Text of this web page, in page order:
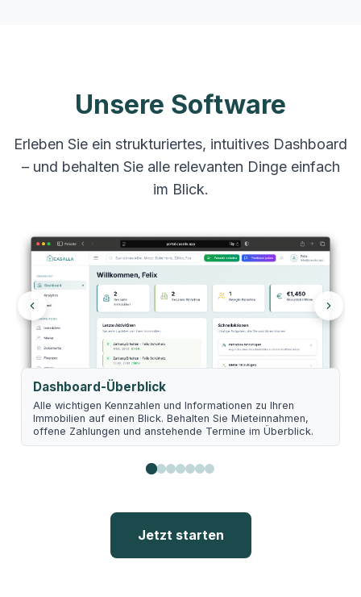
Unsere Software
Erleben Sie ein strukturiertes, intuitives Dashboard
– und behalten Sie alle relevanten Dinge einfach
im Blick.
Dashboard-Überblick
Alle wichtigen Kennzahlen und Informationen zu Ihren
Immobilien auf einen Blick. Behalten Sie Mieteinnahmen,
offene Zahlungen und anstehende Termine im Überblick.
Jetzt starten